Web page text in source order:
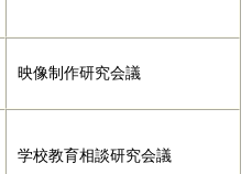
映像制作研究会議
学校教育相談研究会議